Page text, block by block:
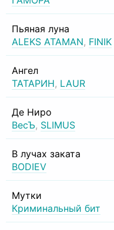
Пьяная луна
ALEKS ATAMAN, FINIK
Ангел
ТАТАРИН, LAUR
Де Ниро
ВесЪ, SLIMUS
В лучах заката
BODIEV
Мутки
Криминальный бит